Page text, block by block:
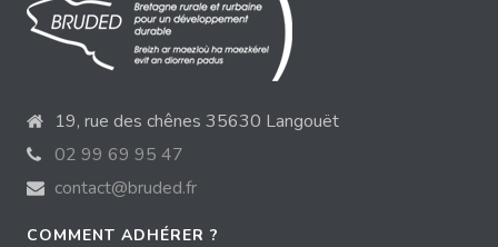
19, rue des chênes 35630 Langouët
02 99 69 95 47
contact@bruded.fr
COMMENT ADHÉRER ?